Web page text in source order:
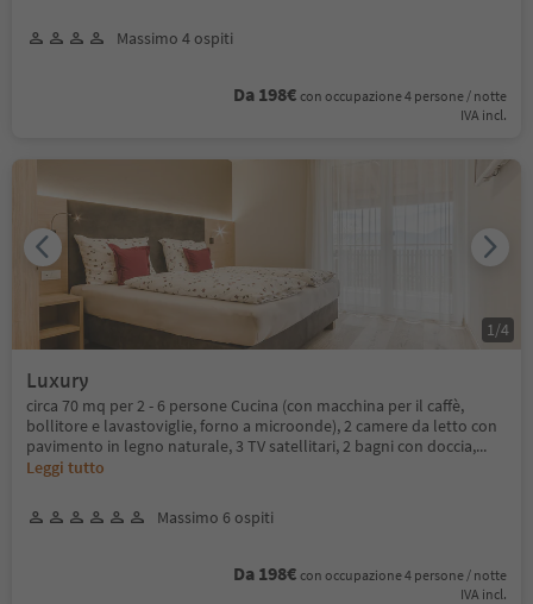
Massimo 4 ospiti
Da 198€ con occupazione 4 persone / notte
IVA incl.
Luxury
circa 70 mq per 2 - 6 persone Cucina (con macchina per il caffè,
bollitore e lavastoviglie, forno a microonde), 2 camere da letto con
pavimento in legno naturale, 3 TV satellitari, 2 bagni con doccia,...
Leggi tutto
Massimo 6 ospiti
Da 198€ con occupazione 4 persone / notte
IVA incl.
1 /4